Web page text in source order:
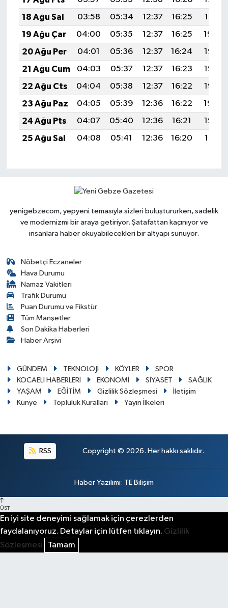
18 Ağu Sal
03:58 05:34 12:37 16:25
19:31
19 Ağu Çar
04:00 05:35 12:37 16:25
19:30
20 Ağu Per
04:01 05:36 12:37 16:24
19:28
21 Ağu Cum
04:03 05:37 12:37 16:23
19:27
22 Ağu Cts
04:04 05:38 12:37 16:22
19:25
23 Ağu Paz
04:05 05:39 12:36 16:22
19:24
24 Ağu Pts
04:07 05:40 12:36 16:21
19:22
25 Ağu Sal
04:08 05:41 12:36 16:20 19:21
yenigebzecom, yepyeni temasıyla sizleri buluştururken, sadelik
ve modernizmi bir araya getiriyor. Şatafattan kaçınıyor ve
insanlara haber okuyabilecekleri bir altyapı sunuyor.
Nöbetçi Eczaneler
Hava Durumu
Namaz Vakitleri
Trafik Durumu
Puan Durumu ve Fikstür
Tüm Manşetler
Son Dakika Haberleri
Haber Arşivi
GÜNDEM TEKNOLOJİ KÖYLER
SPOR
KOCAELİ HABERLERİ
EKONOMİ SİYASET
SAĞLIK
YAŞAM
EĞİTİM Gizlilik Sözleşmesi
İletişim
Künye
Topluluk Kuralları Yayın İlkeleri
RSS Copyright © 2026. Her hakkı saklıdır.
Haber Yazılımı: TE Bilişim
ÜST
En iyi site deneyimi sağlamak için çerezlerden
faydalanıyoruz. Detaylar için lütfen tıklayın. Gizlilik
Sözleşmesi
Tamam